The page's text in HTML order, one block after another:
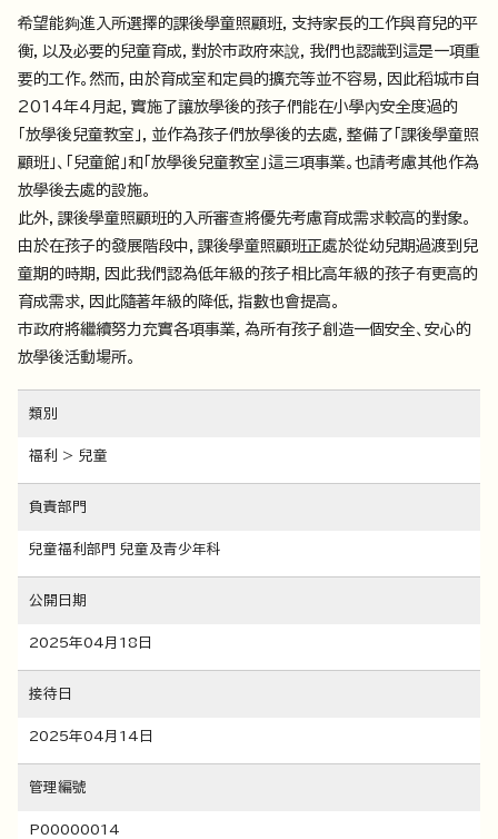
希望能夠進入所選擇的課後學童照顧班，支持家長的工作與育兒的平
衡，以及必要的兒童育成，對於市政府來說，我們也認識到這是一項重
要的工作。然而，由於育成室和定員的擴充等並不容易，因此稻城市自
2014年4月起，實施了讓放學後的孩子們能在小學內安全度過的
「放學後兒童教室」，並作為孩子們放學後的去處，整備了「課後學童照
顧班」、「兒童館」和「放學後兒童教室」這三項事業。也請考慮其他作為
放學後去處的設施。
此外，課後學童照顧班的入所審查將優先考慮育成需求較高的對象。
由於在孩子的發展階段中，課後學童照顧班正處於從幼兒期過渡到兒
童期的時期，因此我們認為低年級的孩子相比高年級的孩子有更高的
育成需求，因此隨著年級的降低，指數也會提高。
市政府將繼續努力充實各項事業，為所有孩子創造一個安全、安心的
放學後活動場所。
類別
福利 > 兒童
負責部門
兒童福利部門 兒童及青少年科
公開日期
2025年04月18日
接待日
2025年04月14日
管理編號
P00000014